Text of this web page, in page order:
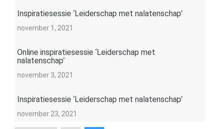
Inspiratiesessie ‘Leiderschap met nalatenschap’
november 1, 2021
Online inspiratiesessie ‘Leiderschap met
nalatenschap’
november 3, 2021
Inspiratiesessie ‘Leiderschap met nalatenschap’
november 23, 2021